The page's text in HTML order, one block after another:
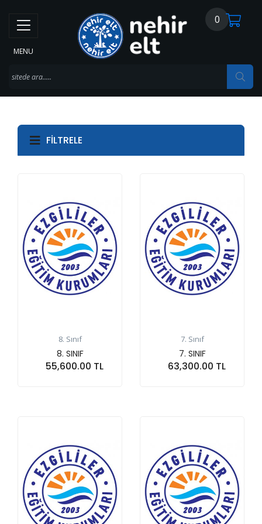
MENU
0
FILTRELE
8. Sınıf
8. SINIF
55,600.00 TL
7. Sınıf
7. SINIF
63,300.00 TL